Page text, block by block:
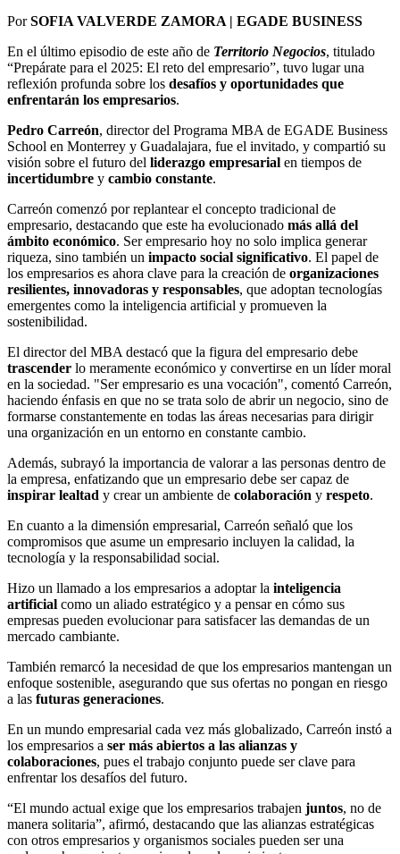
PorSOFIA VALVERDE ZAMORA | EGADE BUSINESS
En el último episodio de este año de Territorio Negocios, titulado
“Prepárate para el 2025: El reto del empresario”, tuvo lugar una
reflexión profunda sobre los desafíos y oportunidades que
enfrentarán los empresarios.
Pedro Carreón, director del Programa MBA de EGADE Business
School en Monterrey y Guadalajara, fue el invitado, y compartió su
visión sobre el futuro del liderazgo empresarial en tiempos de
incertidumbre y cambio constante.
Carreón comenzó por replantear el concepto tradicional de
empresario, destacando que este ha evolucionado más allá del
ámbito económico. Ser empresario hoy no solo implica generar
riqueza, sino también un impacto social significativo. El papel de
los empresarios es ahora clave para la creación de organizaciones
resilientes, innovadoras y responsables, que adoptan tecnologías
emergentes como la inteligencia artificial y promueven la
sostenibilidad.
El director del MBA destacó que la figura del empresario debe
trascender lo meramente económico y convertirse en un líder moral
en la sociedad. "Ser empresario es una vocación", comentó Carreón,
haciendo énfasis en que no se trata solo de abrir un negocio, sino de
formarse constantemente en todas las áreas necesarias para dirigir
una organización en un entorno en constante cambio.
Además, subrayó la importancia de valorar a las personas dentro de
la empresa, enfatizando que un empresario debe ser capaz de
inspirar lealtad y crear un ambiente de colaboración y respeto.
En cuanto a la dimensión empresarial, Carreón señaló que los
compromisos que asume un empresario incluyen la calidad, la
tecnología y la responsabilidad social.
Hizo un llamado a los empresarios a adoptar la inteligencia
artificial como un aliado estratégico y a pensar en cómo sus
empresas pueden evolucionar para satisfacer las demandas de un
mercado cambiante.
También remarcó la necesidad de que los empresarios mantengan un
enfoque sostenible, asegurando que sus ofertas no pongan en riesgo
a las futuras generaciones.
En un mundo empresarial cada vez más globalizado, Carreón instó a
los empresarios a ser más abiertos a las alianzas y
colaboraciones, pues el trabajo conjunto puede ser clave para
enfrentar los desafíos del futuro.
“El mundo actual exige que los empresarios trabajen juntos, no de
manera solitaria”, afirmó, destacando que las alianzas estratégicas
con otros empresarios y organismos sociales pueden ser una